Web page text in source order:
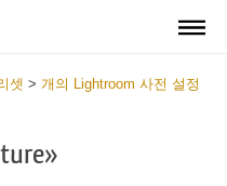
셋 > 개의 Lightroom 사전 설정